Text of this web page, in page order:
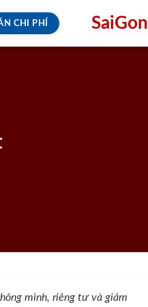
CHI PHÍ
minh, riêng tư và giảm